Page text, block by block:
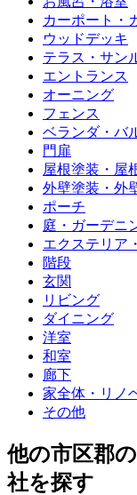
カーポート・
ウッドデッキ
テラス・サン
エントランス
オーニング
フェンス
ベランダ・バ
門扉
屋根塗装・屋
外壁塗装・外
ポーチ
庭・ガーデニ
エクステリア
階段
玄関
リビング
ダイニング
洋室
和室
廊下
家全体・リノ
その他
他の市区郡の
社を探す